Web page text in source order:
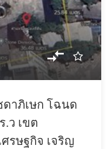
าภิเษก โฉนด
.ว เขต
รษฐกิจ เจริญ